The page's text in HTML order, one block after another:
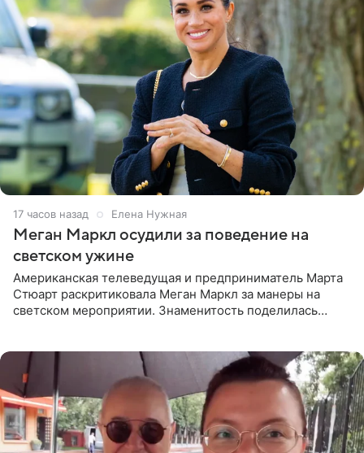
17 часов назад Елена Нужная
Меган Маркл осудили за поведение на
светском ужине
Американская телеведущая и предприниматель Марта
Стюарт раскритиковала Меган Маркл за манеры на
светском мероприятии. Знаменитость поделилась